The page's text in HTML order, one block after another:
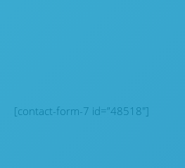
[contact-form-7 id=”48518″]